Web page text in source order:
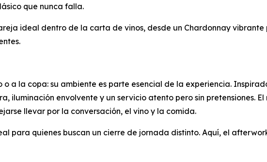
que nunca falla.
ideal dentro de la carta de vinos, desde un Chardonnay vibrante
a la copa: su ambiente es parte esencial de la experiencia.
iluminación envolvente y un servicio atento pero sin pretensiones.
llevar por la conversación, el vino y la comida.
para quienes buscan un cierre de jornada distinto. Aquí, el